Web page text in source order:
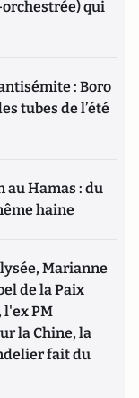
qui
: Boro
tubes de l’été
au Hamas : du
haine
Marianne
de la Paix
l'ex PM
la Chine, la
fait du